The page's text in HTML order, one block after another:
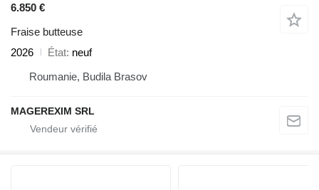
6.850 €
Fraise butteuse
2026
État neuf
Roumanie, Budila Brasov
MAGEREXIM SRL